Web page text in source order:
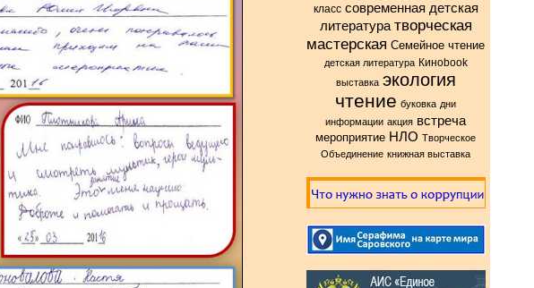
класс современная детская
литература творческая
мастерская Семейное чтение
детская литература Киноbook
выставка экология
чтение буковка дни
информации акция встреча
мероприятие НЛО Творческое
Объединение книжная выставка